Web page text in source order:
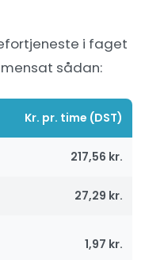
i faget
sådan:
Kr. pr. time (DST)
217,56 kr.
27,29 kr.
1,97 kr.